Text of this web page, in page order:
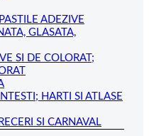
ADEZIVE
GLASATA,
SI DE COLORAT;
HARTI SI ATLASE
SI CARNAVAL